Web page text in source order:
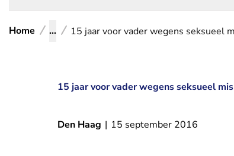
Home ... 15 jaar voor vader wegens seksueel
15 jaar voor vader wegens seksueel
Den Haag | 15 september 2016